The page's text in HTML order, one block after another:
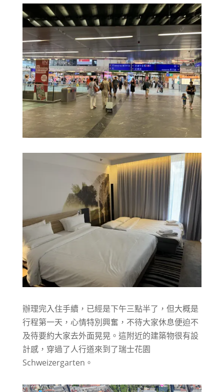
辦理完入住手續，已經是下午三點半了，但大概是
行程第一天，心情特別興奮，不待大家休息便迫不
及待要約大家去外面晃晃。這附近的建築物很有設
計感，穿過了人行道來到了瑞士花園
Schweizergarten。